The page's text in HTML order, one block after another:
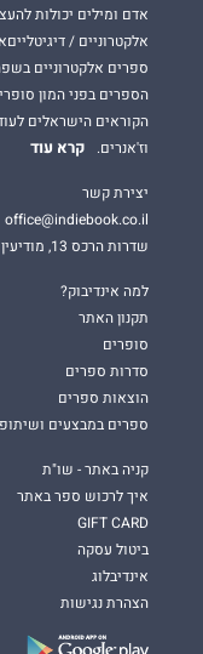
אדם ומילים יכולות
אלקטרוניים /
ספרים אלקטרוניים
הספרים בפני המון
הקוראים הישראלים
וז'אנרים.
קרא עוד
יצירת קשר
office@indiebook.co.il
שדרות הרכס 13, מודיעין
למה אינדיבוק?
תקנון האתר
סופרים
סדרות ספרים
הוצאות ספרים
ספרים במבצעים
קניה באתר - שו"ת
איך לרכוש ספר באתר
GIFT CARD
ביטול עסקה
אינדיבלוג
הצהרת נגישות